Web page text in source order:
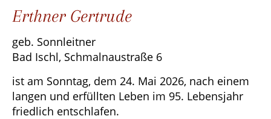
Erthner Gertrude
geb. Sonnleitner
Bad Ischl, Schmalnaustraße 6
ist am Sonntag, dem 24. Mai 2026, nach einem
langen und erfüllten Leben im 95. Lebensjahr
friedlich entschlafen.